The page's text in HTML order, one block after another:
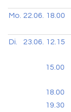
Mo. 22.06. 18.00
Di.
23.06. 12.15
15.00
18.00
19.30